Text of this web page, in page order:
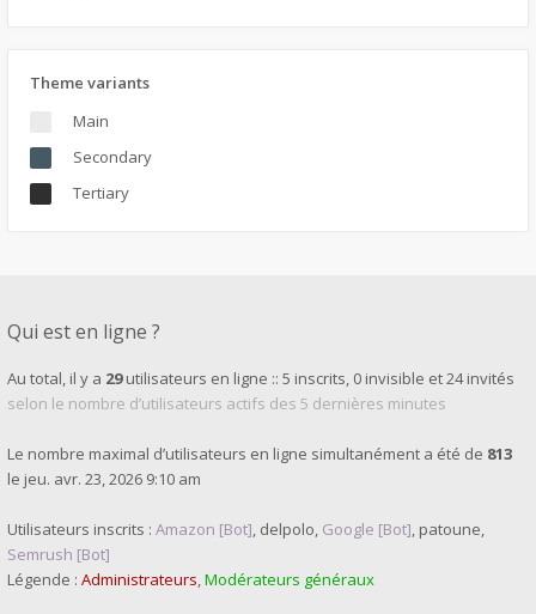
Theme variants
Main
Secondary
Tertiary
Qui est en ligne ?
Au total, il y a 29utilisateurs en ligne :: 5 inscrits, 0 invisible et 24 invités
selon le nombre d’utilisateurs actifs des 5 dernières minutes
Le nombre maximal d’utilisateurs en ligne simultanément a été de 813
le jeu. avr. 23, 2026 9:10 am
Utilisateurs inscrits : Amazon [Bot], delpolo, Google [Bot], patoune,
Semrush [Bot]
Légende : Administrateurs,Modérateurs généraux